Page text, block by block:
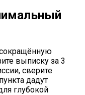
выписку за 3
сверите
дадут
глубокой